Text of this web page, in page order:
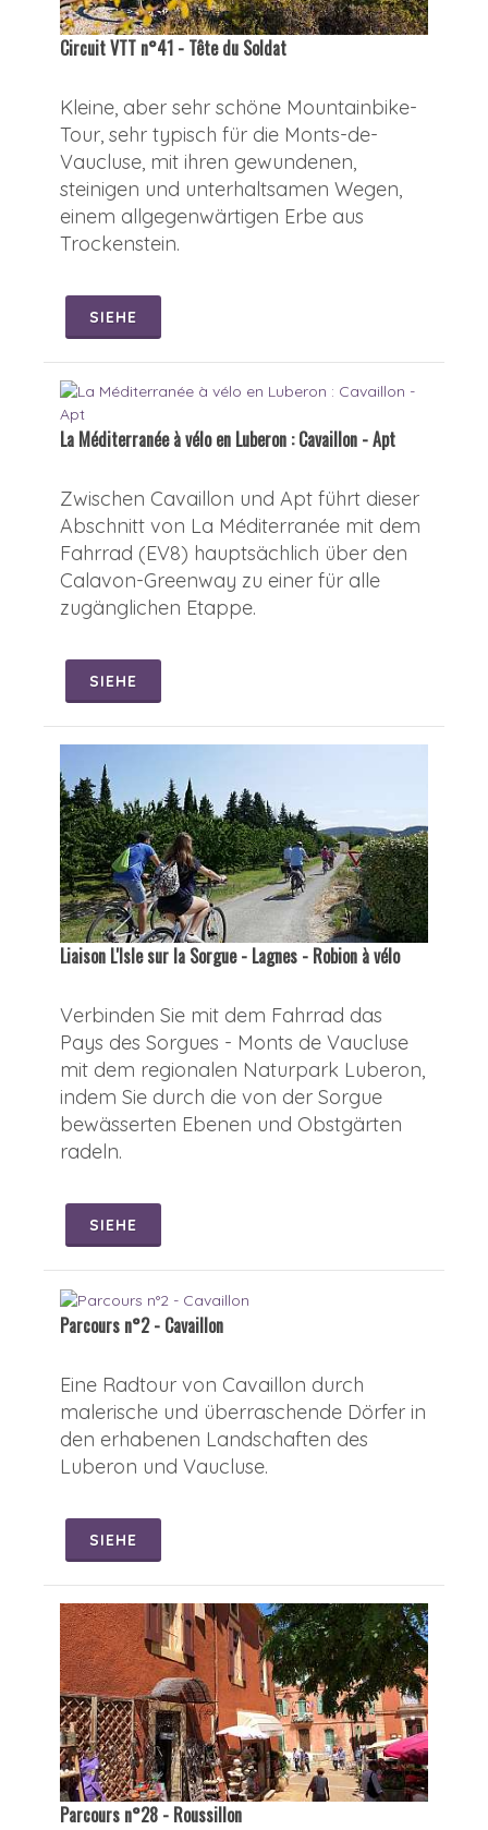
Circuit VTT n°41 - Tête du Soldat
Kleine, aber sehr schöne Mountainbike-
Tour, sehr typisch für die Monts-de-
Vaucluse, mit ihren gewundenen,
steinigen und unterhaltsamen Wegen,
einem allgegenwärtigen Erbe aus
Trockenstein.
SIEHE
La Méditerranée à vélo en Luberon : Cavaillon - Apt
Zwischen Cavaillon und Apt führt dieser
Abschnitt von La Méditerranée mit dem
Fahrrad (EV8) hauptsächlich über den
Calavon-Greenway zu einer für alle
zugänglichen Etappe.
SIEHE
Liaison L'Isle sur la Sorgue - Lagnes - Robion à vélo
Verbinden Sie mit dem Fahrrad das
Pays des Sorgues - Monts de Vaucluse
mit dem regionalen Naturpark Luberon,
indem Sie durch die von der Sorgue
bewässerten Ebenen und Obstgärten
radeln.
SIEHE
Parcours n°2 - Cavaillon
Eine Radtour von Cavaillon durch
malerische und überraschende Dörfer in
den erhabenen Landschaften des
Luberon und Vaucluse.
SIEHE
Parcours n°28 - Roussillon